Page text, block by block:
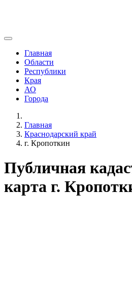
Главная
Области
Республики
Края
АО
Города
Главная
Краснодарский край
г. Кропоткин
Публичная
карта г.